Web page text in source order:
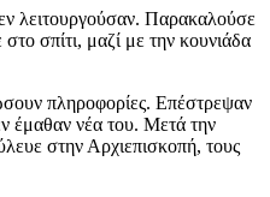
λειτουργούσαν. Παρακαλούσε
σπίτι, μαζί με την κουνιάδα
πληροφορίες. Επέστρεψαν
έμαθαν νέα του. Μετά την
στην Αρχιεπισκοπή, τους